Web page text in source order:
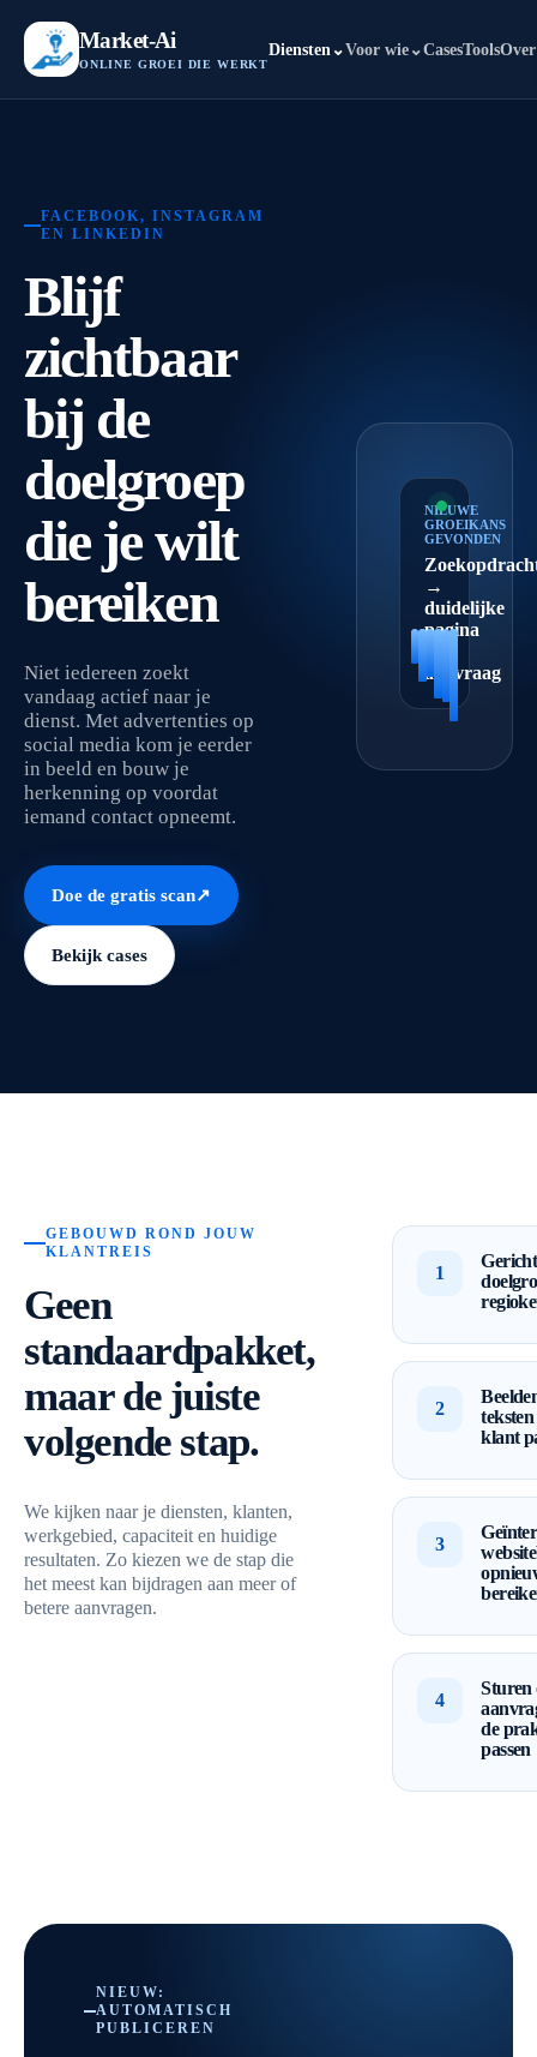
Market-Ai
ONLINE GROEI DIE WERKT
Diensten ⌄Voor wie⌄CasesTools
FACEBOOK, INSTAGRAM
EN LINKEDIN
Blijf
zichtbaar
bij de
doelgroep
die je wilt
bereiken
Niet iedereen zoekt
vandaag actief naar je
dienst. Met advertenties op
social media kom je eerder
in beeld en bouw je
herkenning op voordat
iemand contact opneemt.
Doe de gratis scan↗
Bekijk cases
NIEUWE
GROEIKANS
GEVONDEN
→
duidelijke
pagina
→
aanvraag
GEBOUWD ROND JOUW
KLANTREIS
Geen
standaardpakket,
maar de juiste
volgende stap.
We kijken naar je diensten, klanten,
werkgebied, capaciteit en huidige
resultaten. Zo kiezen we de stap die
het meest kan bijdragen aan meer of
betere aanvragen.
1
2
klant
3
4
Sturen
de
passen
NIEUW:
AUTOMATISCH
PUBLICEREN